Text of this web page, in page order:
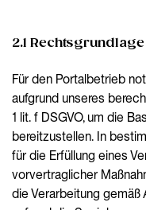
2.1 Rechtsgrundlage
Für den Portalbetrieb
aufgrund unseres
1 lit. f DSGVO, um die
bereitzustellen. In
für die Erfüllung eines
vorvertraglicher
die Verarbeitung gemäß